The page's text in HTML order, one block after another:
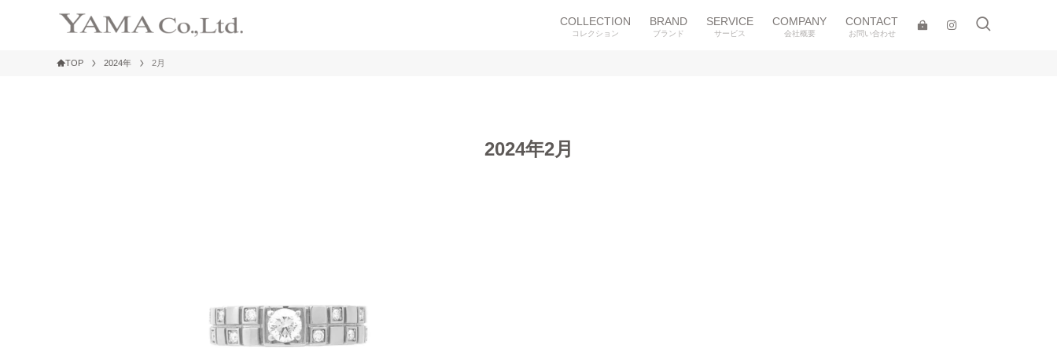
COLLECTION
コレクション
BRAND
ブランド
SERVICE
サービス
COMPANY
会社概要
CONTACT
お問い合わせ
TOP 2024年 2月
2024年2月